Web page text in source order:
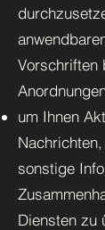
Vorschriften
um Ihnen
sonstige
Diensten zu